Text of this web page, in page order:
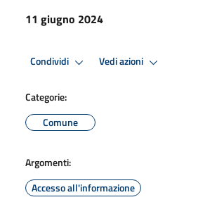
11 giugno 2024
Condividi Vedi azioni
Categorie:
Comune
Argomenti:
Accesso all'informazione